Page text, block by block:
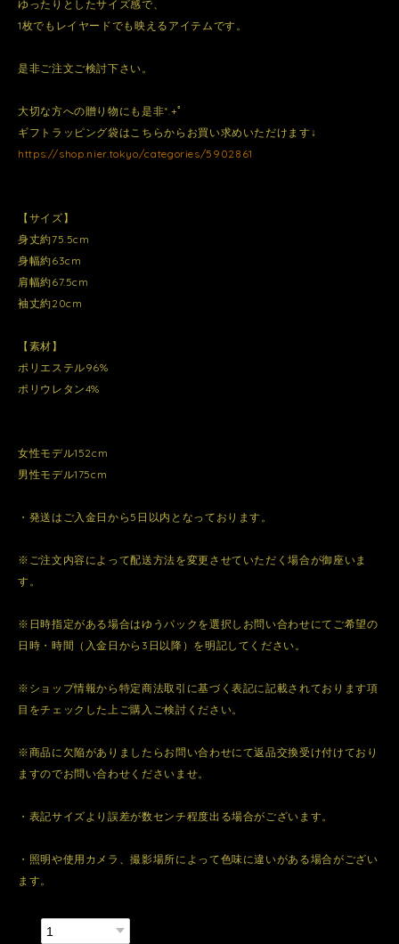
ゆったりとしたサイズ感で、
1枚でもレイヤードでも映えるアイテムです。
是非ご注文ご検討下さい。
大切な方への贈り物にも是非*.+ﾟ
ギフトラッピング袋はこちらからお買い求めいただけます↓
https://shop.nier.tokyo/categories/5902861
【サイズ】
身丈約75.5cm
身幅約63cm
肩幅約67.5cm
袖丈約20cm
【素材】
ポリエステル96%
ポリウレタン4%
女性モデル152cm
男性モデル175cm
・発送はご入金日から5日以内となっております。
※ご注文内容によって配送方法を変更させていただく場合が御座いま
す。
※日時指定がある場合はゆうパックを選択しお問い合わせにてご希望の
日時・時間（入金日から3日以降）を明記してください。
※ショップ情報から特定商法取引に基づく表記に記載されております項
目をチェックした上ご購入ご検討ください。
※商品に欠陥がありましたらお問い合わせにて返品交換受け付けており
ますのでお問い合わせくださいませ。
・表記サイズより誤差が数センチ程度出る場合がございます。
・照明や使用カメラ、撮影場所によって色味に違いがある場合がござい
ます。